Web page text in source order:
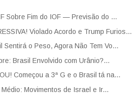
Sobre Fim do IOF — Previsão do ...
Violado Acordo e Trump Furios...
Sentirá o Peso, Agora Não Tem Vo...
Brasil Envolvido com Urânio?...
Começou a 3ª G e o Brasil tá na...
Movimentos de Israel e Ir...